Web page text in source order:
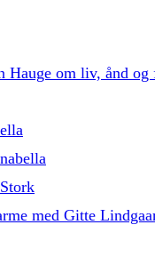
Hauge om liv, ånd og
med Gitte